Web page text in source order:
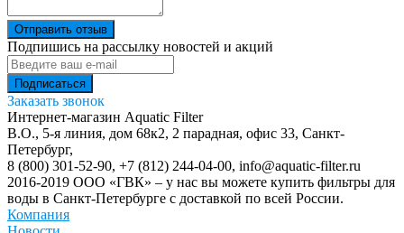
Отправить отзыв
Подпишись на рассылку новостей и акций
Заказать звонок
Интернет-магазин Aquatic Filter
В.О., 5-я линия, дом 68к2, 2 парадная, офис 33, Санкт-
Петербург,
8 (800) 301-52-90, +7 (812) 244-04-00, info@aquatic-filter.ru
2016-2019 ООО «ГВК» – у нас вы можете купить фильтры для
воды в Санкт-Петербурге с доставкой по всей России.
Компания